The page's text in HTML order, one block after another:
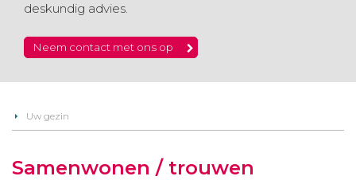
deskundig advies.
Neem contact met ons op
Uw gezin
Samenwonen / trouwen